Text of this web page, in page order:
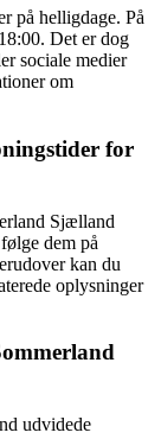
på helligdage. På
Det er dog
sociale medier
om
for
Sjælland
dem på
kan du
oplysninger
udvidede